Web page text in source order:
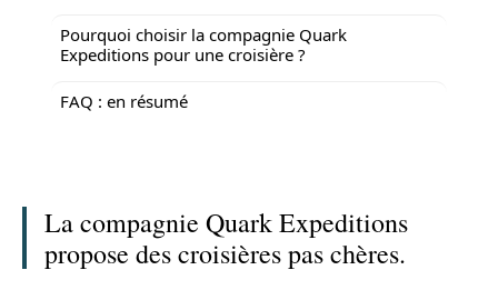
Pourquoi choisir la compagnie Quark
Expeditions pour une croisière ?
FAQ : en résumé
La compagnie Quark Expeditions
propose des croisières pas chères.